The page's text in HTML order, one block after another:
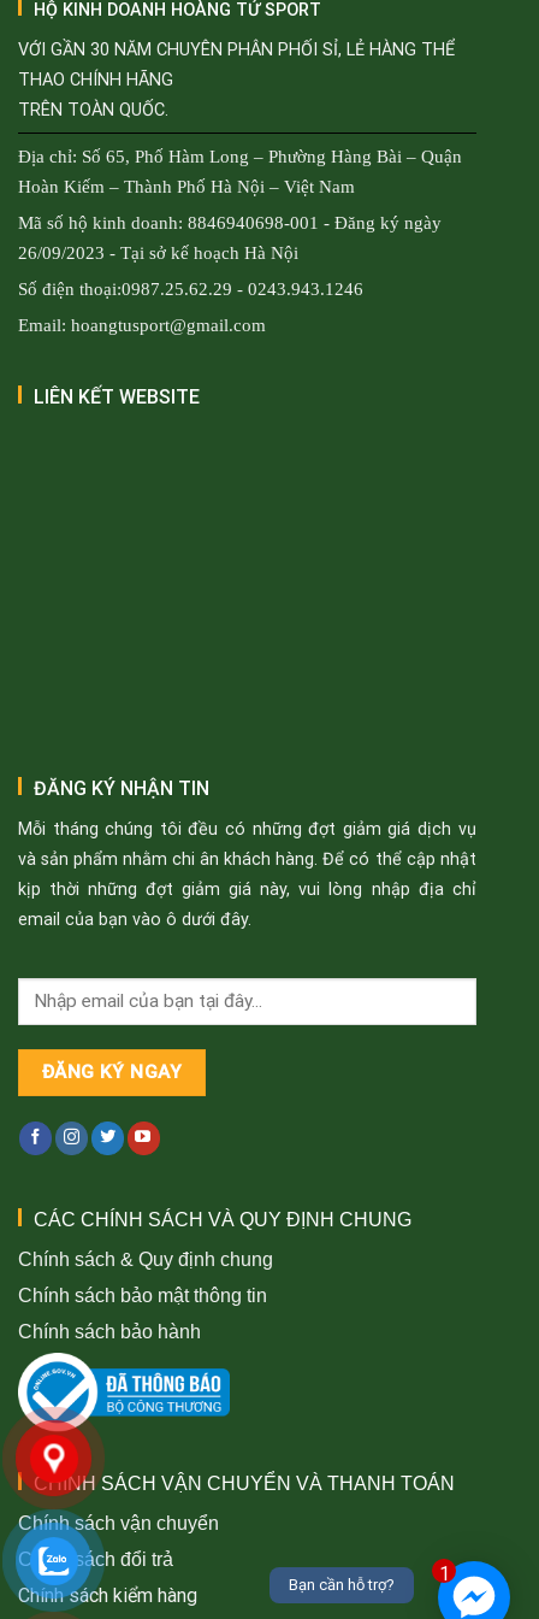
HỘ KINH DOANH HOÀNG TỬ SPORT
VỚI GẦN 30 NĂM CHUYÊN PHÂN PHỐI SỈ, LẺ HÀNG THỂ
THAO CHÍNH HÃNG
TRÊN TOÀN QUỐC.
Địa chỉ: Số 65, Phố Hàm Long – Phường Hàng Bài – Quận
Hoàn Kiếm – Thành Phố Hà Nội – Việt Nam
Mã số hộ kinh doanh: 8846940698-001 - Đăng ký ngày
26/09/2023 - Tại sở kế hoạch Hà Nội
Số điện thoại:0987.25.62.29 - 0243.943.1246
Email: hoangtusport@gmail.com
LIÊN KẾT WEBSITE
ĐĂNG KÝ NHẬN TIN
Mỗi tháng chúng tôi đều có những đợt giảm giá dịch vụ
và sản phẩm nhằm chi ân khách hàng. Để có thể cập nhật
kịp thời những đợt giảm giá này, vui lòng nhập địa chỉ
email của bạn vào ô dưới đây.
CÁC CHÍNH SÁCH VÀ QUY ĐỊNH CHUNG
Chính sách & Quy định chung
Chính sách bảo mật thông tin
Chính sách bảo hành
CHÍNH SÁCH VẬN CHUYỂN VÀ THANH TOÁN
Chính sách vận chuyển
Chính sách đổi trả
Chính sách kiểm hàng
1
Bạn cần hỗ trợ?